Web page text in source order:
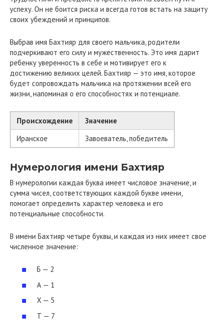
успеху. Он не боится риска и всегда готов встать на защиту
своих убеждений и принципов.
Выбрав имя Бахтияр для своего мальчика, родители
подчеркивают его силу и мужественность. Это имя дарит
ребенку уверенность в себе и мотивирует его к
достижению великих целей. Бахтияр — это имя, которое
будет сопровождать мальчика на протяжении всей его
жизни, напоминая о его способностях и потенциале.
Происхождение
Значение
Иранское
Завоеватель, победитель
Нумерология имени Бахтияр
В нумерологии каждая буква имеет числовое значение, и
сумма чисел, соответствующих каждой букве имени,
помогает определить характер человека и его
потенциальные способности.
В имени Бахтияр четыре буквы, и каждая из них имеет свое
численное значение:
Б — 2
А — 1
Х — 5
Т — 7